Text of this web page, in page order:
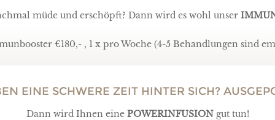
müde und erschöpft? Dann wird es wohl unser
€180,- , 1 x pro Woche (4-5 Behandlungen sind
EINE SCHWERE ZEIT HINTER SICH?
Dann wird Ihnen eine POWERINFUSIONgut tun!